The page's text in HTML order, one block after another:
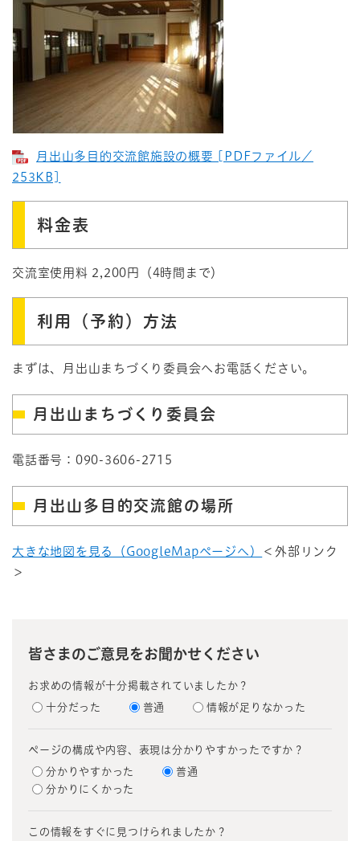
月出山多目的交流館施設の概要 [PDFファイル／
253KB]
料金表
交流室使用料 2,200円（4時間まで）
利用（予約）方法
まずは、月出山まちづくり委員会へお電話ください。
月出山まちづくり委員会
電話番号：090-3606-2715
月出山多目的交流館の場所
大きな地図を見る（GoogleMapページへ）
＜外部リンク
＞
皆さまのご意見をお聞かせください
お求めの情報が十分掲載されていましたか？
十分だった 普通 情報が足りなかった
ページの構成や内容、表現は分かりやすかったですか？
分かりやすかった
普通
分かりにくかった
この情報をすぐに見つけられましたか？